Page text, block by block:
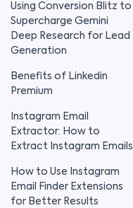
Using Conversion Blitz to
Supercharge Gemini
Deep Research for Lead
Generation
Benefits of Linkedin
Premium
Instagram Email
Extractor: How to
Extract Instagram Emails
How to Use Instagram
Email Finder Extensions
for Better Results